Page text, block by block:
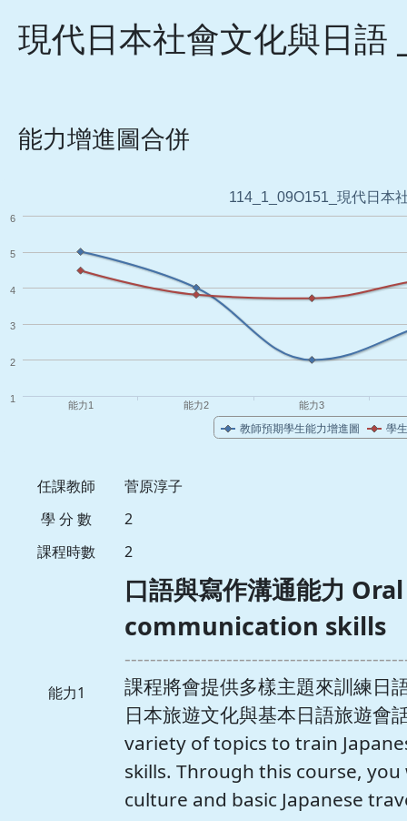
現代日本社會文化與日語
能力增進圖合併
任課教師
菅原淳子
學 分 數
2
課程時數
2
能力1
口語與寫作溝通能力
communication skills
課程將會提供多樣主題來訓練日
日本旅遊文化與基本日語旅遊
variety of topics to train
skills. Through this course,
culture and basic Japanese